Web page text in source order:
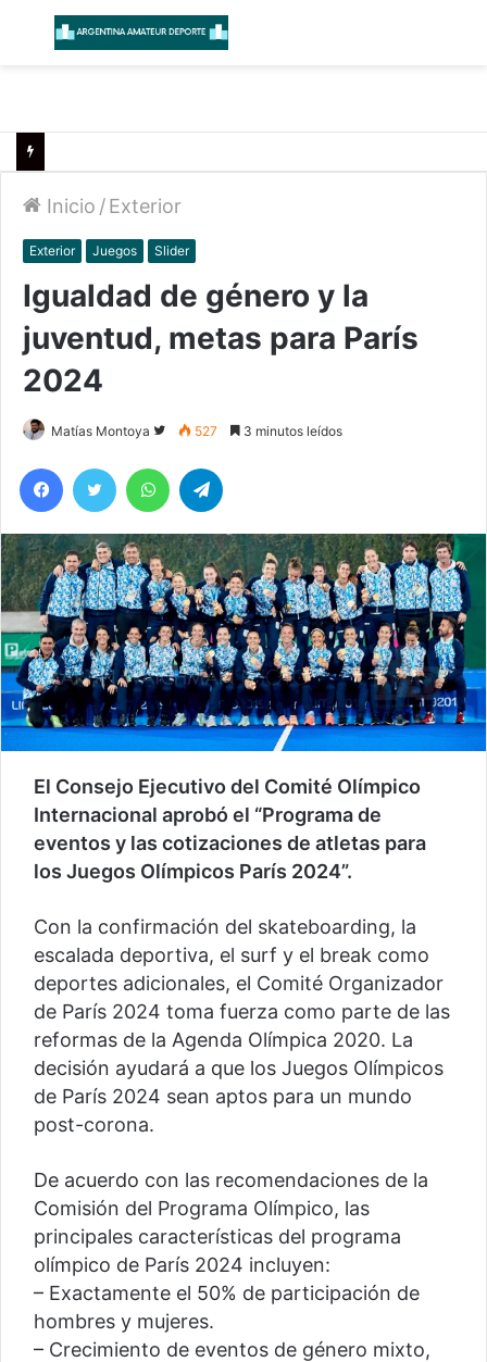
Menú
Inicio /Exterior
Exterior Juegos Slider
Igualdad de género y la
juventud, metas para París
2024
Matías Montoya
Follow
Twitter
527 3 minutos leídos
Facebook
Twitter WhatsApp
El Consejo Ejecutivo del Comité Olímpico
Internacional aprobó el “Programa de
eventos y las cotizaciones de atletas para
los Juegos Olímpicos París 2024”.
Con la confirmación del skateboarding, la
escalada deportiva, el surf y el break como
deportes adicionales, el Comité Organizador
de París 2024 toma fuerza como parte de las
reformas de la Agenda Olímpica 2020. La
decisión ayudará a que los Juegos Olímpicos
de París 2024 sean aptos para un mundo
post-corona.
De acuerdo con las recomendaciones de la
Comisión del Programa Olímpico, las
principales características del programa
olímpico de París 2024 incluyen:
– Exactamente el 50% de participación de
hombres y mujeres.
– Crecimiento de eventos de género mixto,